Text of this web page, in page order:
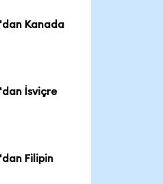
Kanada
İsviçre
Filipin